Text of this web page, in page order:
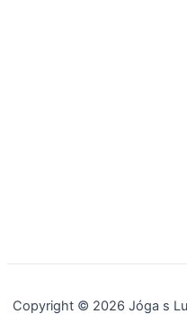
Copyright © 2026 Jóga s